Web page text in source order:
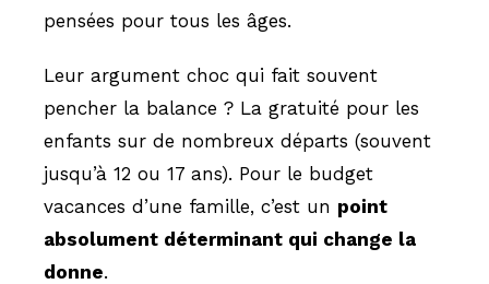
pensées pour tous les âges.
Leur argument choc qui fait souvent
pencher la balance ? La gratuité pour les
enfants sur de nombreux départs (souvent
jusqu’à 12 ou 17 ans). Pour le budget
vacances d’une famille, c’est un point
absolument déterminant qui change la
donne.